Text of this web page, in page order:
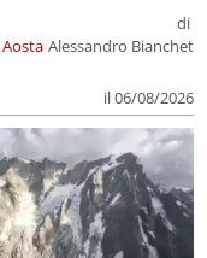
Aosta
di
Alessandro Bianchet
il 06/08/2026